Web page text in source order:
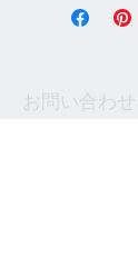
お問い合わせ